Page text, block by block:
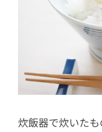
炊飯器で炊いた